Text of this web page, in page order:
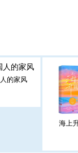
的家风
海上